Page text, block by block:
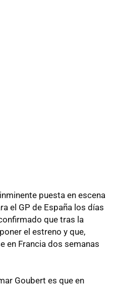
puesta en escena
el GP de España los días
que tras la
el estreno y que,
en Francia dos semanas
Goubert es que en